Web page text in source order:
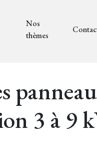
Nos
thèmes
3 à 9